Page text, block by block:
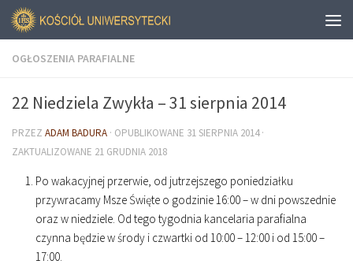
OGŁOSZENIA PARAFIALNE
22 Niedziela Zwykła – 31 sierpnia 2014
PRZEZ ADAM BADURA · OPUBLIKOWANE 31 SIERPNIA 2014·
ZAKTUALIZOWANE 21 GRUDNIA 2018
Po wakacyjnej przerwie, od jutrzejszego poniedziałku
przywracamy Msze Święte o godzinie16:00– w dni powszednie
oraz w niedziele. Od tego tygodnia kancelaria parafialna
czynna będzie w środy i czwartki od 10:00–12:00 i od 15:00–
17:00.